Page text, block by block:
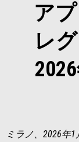
ア
レ
ミラノ、 2026年1